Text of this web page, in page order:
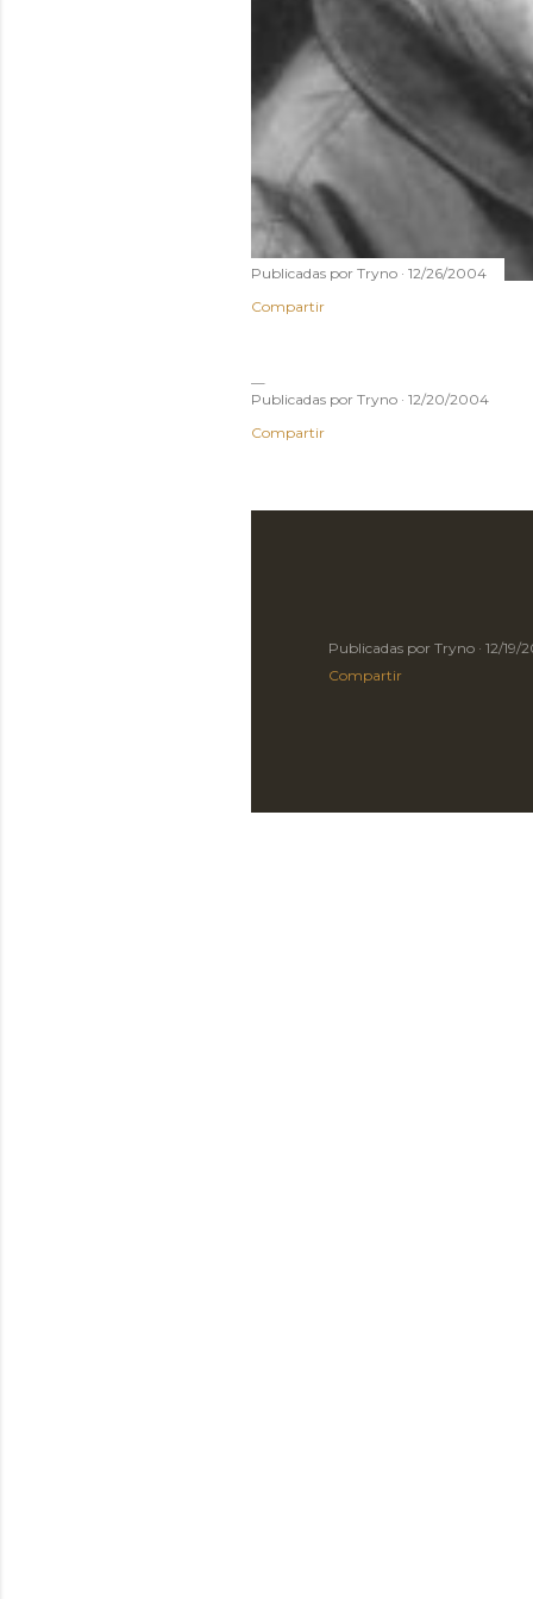
Publicadas por Tryno 12/26/2004
Compartir
Publicadas por Tryno 12/20/2004
Compartir
Publicadas por Tryno 12/19/
Compartir